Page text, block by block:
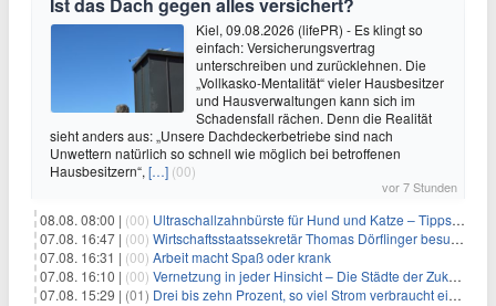
Ist das Dach gegen alles versichert?
Kiel, 09.08.2026 (lifePR) - Es klingt so
einfach: Versicherungsvertrag
unterschreiben und zurücklehnen. Die
„Vollkasko-Mentalität“ vieler Hausbesitzer
und Hausverwaltungen kann sich im
Schadensfall rächen. Denn die Realität
sieht anders aus: „Unsere Dachdeckerbetriebe sind nach
Unwettern natürlich so schnell wie möglich bei betroffenen
Hausbesitzern“,[…] (00)
vor 7 Stunden
08.08. 08:00 | (00) Ultraschallzahnbürste für Hund und Katze – Tipps zur erfolgreichen Eingewöhnung
07.08. 16:47 | (00) Wirtschaftsstaatssekretär Thomas Dörflinger besucht Handwerksbetrieb im Kammerbezirk Freiburg
07.08. 16:31 | (00) Arbeit macht Spaß oder krank
07.08. 16:10 | (00) Vernetzung in jeder Hinsicht – Die Städte der Zukunft sind grün-blau
07.08. 15:29 | (01) Drei bis zehn Prozent, so viel Strom verbraucht ein Aufzug im Gebäude